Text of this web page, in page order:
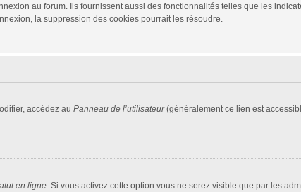
au forum. Ils fournissent aussi des fonctionnalités telles que les
la suppression des cookies pourrait les résoudre.
accédez au Panneau de l’utilisateur(généralement ce lien est
en ligne. Si vous activez cette option vous ne serez visible que par les